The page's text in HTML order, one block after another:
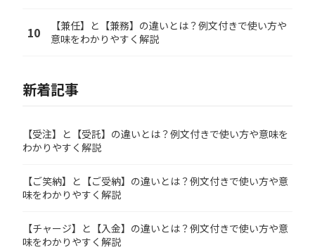
10
【兼任】と【兼務】の違いとは？例文付きで使い方や
意味をわかりやすく解説
新着記事
【受注】と【受託】の違いとは？例文付きで使い方や意味を
わかりやすく解説
【ご笑納】と【ご受納】の違いとは？例文付きで使い方や意
味をわかりやすく解説
【チャージ】と【入金】の違いとは？例文付きで使い方や意
味をわかりやすく解説